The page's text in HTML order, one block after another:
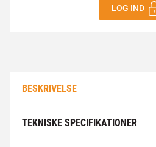
LOG IND
BESKRIVELSE
TEKNISKE SPECIFIKATIONER